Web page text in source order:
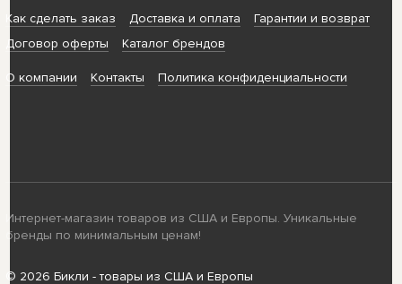
Как сделать заказ Доставка и оплата
Гарантии и возврат
Договор оферты
Каталог брендов
О компании Контакты Политика конфиденциальности
Интернет-магазин товаров из США и Европы. Уникальные
бренды по минимальным ценам!
© 2026 Бикли - товары из США и Европы